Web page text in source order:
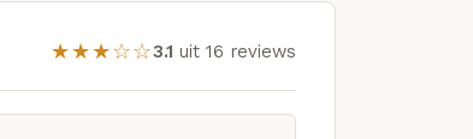
★★★☆☆3.1 uit 16 reviews